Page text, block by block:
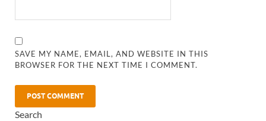
SAVE MY NAME, EMAIL, AND WEBSITE IN THIS
BROWSER FOR THE NEXT TIME I COMMENT.
Search